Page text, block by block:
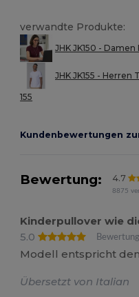
verwandte Produkte:
JHK JK150 -
JHK JK155 -
155
Kundenbewertungen
Bewertung: 4.7
8875
Kinderpullover wie
5.0
Modell entspricht
Übersetzt von Italian